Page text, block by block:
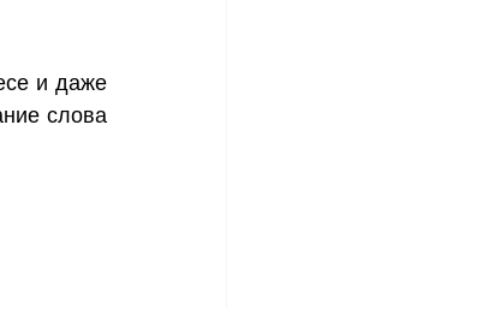
и даже
слова